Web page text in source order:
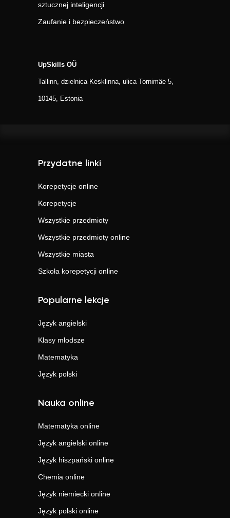
sztucznej inteligencji
Zaufanie i bezpieczeństwo
UpSkills OÜ
Tallinn, dzielnica Kesklinna, ulica Tornimäe 5,
10145, Estonia
Przydatne linki
Korepetycje online
Korepetycje
Wszystkie przedmioty
Wszystkie przedmioty online
Wszystkie miasta
Szkoła korepetycji online
Popularne lekcje
Język angielski
Klasy młodsze
Matematyka
Język polski
Nauka online
Matematyka online
Język angielski online
Język hiszpański online
Chemia online
Język niemiecki online
Język polski online